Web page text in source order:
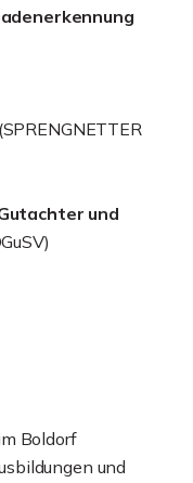
(SPRENGNETTER
und
Boldorf
und